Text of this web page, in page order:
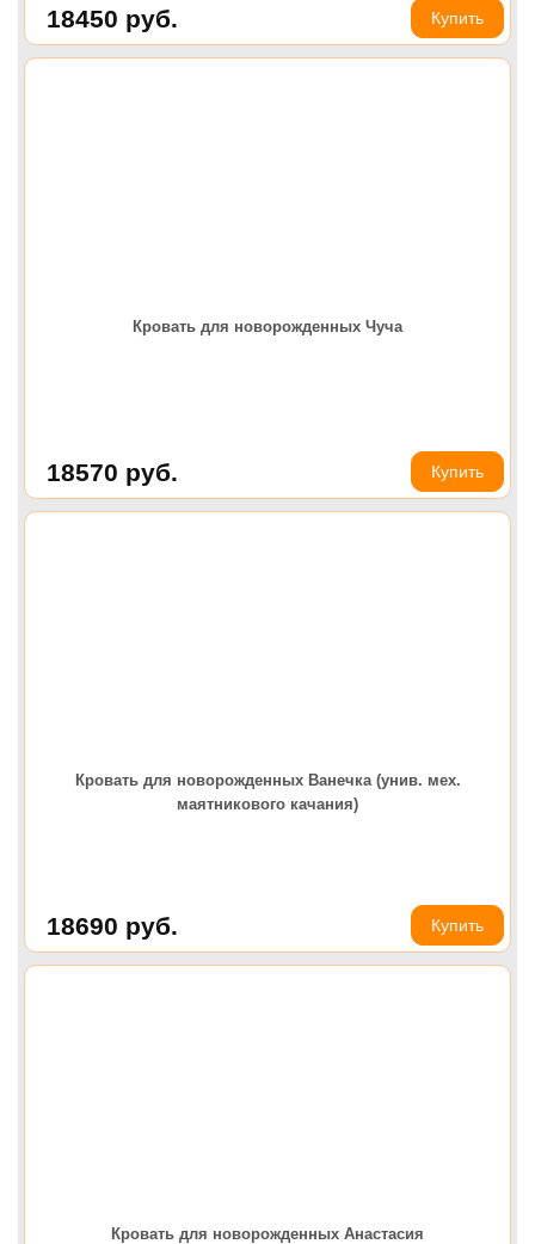
18450 руб. Купить
Кровать для новорожденных Чуча
18570 руб. Купить
Кровать для новорожденных Ванечка (унив. мех.
маятникового качания)
18690 руб. Купить
Кровать для новорожденных Анастасия